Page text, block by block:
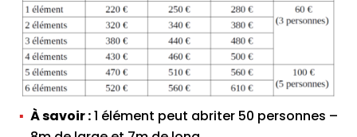
À savoir :1 élément peut abriter 50 personnes –